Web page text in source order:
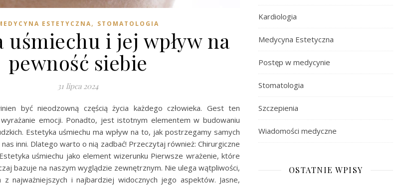
ESTETYCZNA, STOMATOLOGIA
uśmiechu i jej wpływ na
pewność siebie
31 lipca 2024
być nieodzowną częścią życia każdego człowieka. Gest ten
emocji. Ponadto, jest istotnym elementem w budowaniu
Estetyka uśmiechu ma wpływ na to, jak postrzegamy samych
inni. Dlatego warto o nią zadbać! Przeczytaj również: Chirurgiczne
uśmiechu jako element wizerunku Pierwsze wrażenie, które
bazuje na naszym wyglądzie zewnętrznym. Nie ulega wątpliwości,
najważniejszych i najbardziej widocznych jego aspektów. Jasne,
Kardiologia
Medycyna Estetyczna
Postęp w medycynie
Stomatologia
Szczepienia
Wiadomości medyczne
OSTATNIE WPISY